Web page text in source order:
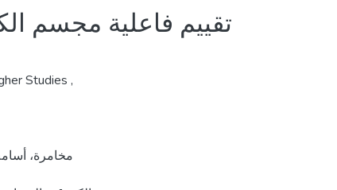
تقييم فاعلية مجسم
Studies ,